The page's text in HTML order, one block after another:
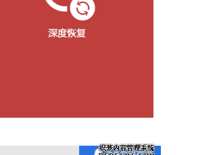
MAC版下载